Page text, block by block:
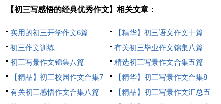
【初三写感悟的经典优秀作文】相关文章：
实用的初三开学作文6篇
【精华】初三语文作文十篇
初三作文训练
有关初三毕业作文锦集八篇
初三写景作文锦集八篇
精选初三写景作文合集五篇
【精品】初三校园作文合集7
篇
【精华】初三写景作文合集8
篇
有关初三感悟作文合集八篇
【精品】初三写景作文汇总五